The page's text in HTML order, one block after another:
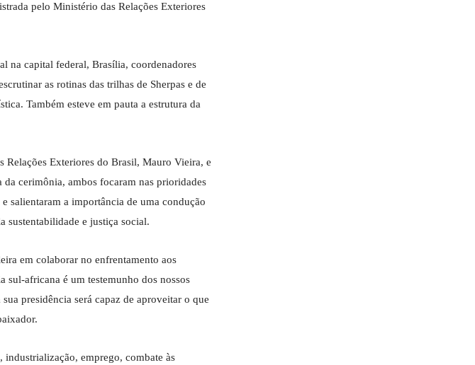
pelo Ministério das Relações Exteriores
na capital federal, Brasília, coordenadores
as rotinas das trilhas de Sherpas e de
Também esteve em pauta a estrutura da
Relações Exteriores do Brasil, Mauro Vieira, e
cerimônia, ambos focaram nas prioridades
salientaram a importância de uma condução
sustentabilidade e justiça social.
em colaborar no enfrentamento aos
sul-africana é um testemunho dos nossos
presidência será capaz de aproveitar o que
emprego, combate às